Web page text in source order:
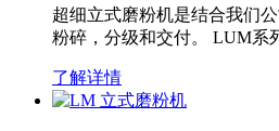
超细立式磨粉机是结合我们
粉碎，分级和交付。 LUM系
了解详情